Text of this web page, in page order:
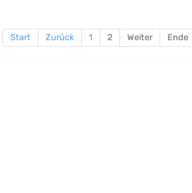
Start Zurück 1 2 Weiter Ende